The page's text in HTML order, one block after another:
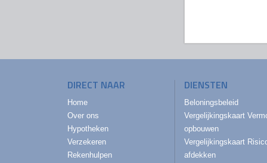
DIRECT NAAR
Home
Over ons
Hypotheken
Verzekeren
Rekenhulpen
DIENSTEN
Beloningsbeleid
Vergelijkingskaart
opbouwen
Vergelijkingskaart
afdekken